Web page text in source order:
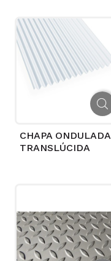
CHAPA ONDULADA
TRANSLÚCIDA